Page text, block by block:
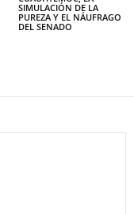
SIMULACIÓN DE LA
PUREZA Y EL NÁUFRAGO
DEL SENADO